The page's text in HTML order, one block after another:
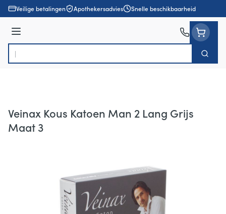
Ga naar de inhoud
Veilige betalingen Apothekersadvies Snelle beschikbaarheid
Menu
Product, merk, categorie...
Zoek
Veinax Kous Katoen Man 2 Lang Grijs
Maat 3